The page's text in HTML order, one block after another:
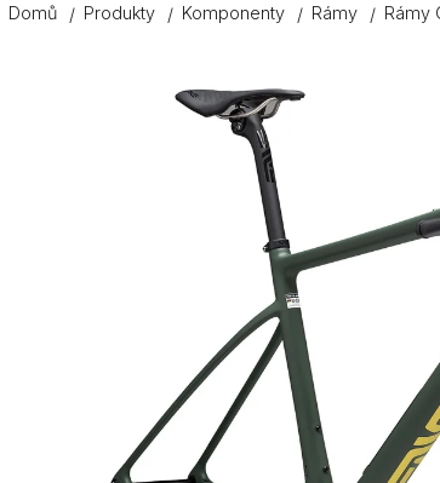
Domů Produkty Komponenty Rámy Rámy